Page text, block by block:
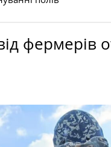
фермерів